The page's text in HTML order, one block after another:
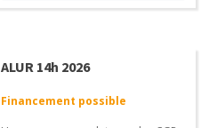
ALUR 14h 2026
Financement possible